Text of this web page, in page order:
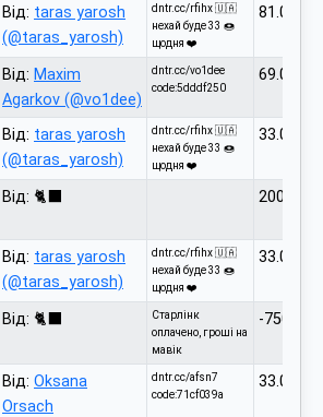
Від: taras yarosh
(@taras_yarosh)
dntr.cc/rfihx 🇺🇦
нехай буде 33 🍩
щодня ❤️
81.00
Від: Maxim
Agarkov (@vo1dee)
dntr.cc/vo1dee
code:5dddf250
69.00
Від: taras yarosh
(@taras_yarosh)
dntr.cc/rfihx 🇺🇦
нехай буде 33 🍩
щодня ❤️
33.00
Від: 🐈‍⬛ 200.00
Від: taras yarosh
(@taras_yarosh)
dntr.cc/rfihx 🇺🇦
нехай буде 33 🍩
щодня ❤️
33.00
Від: 🐈‍⬛
Старлінк
оплачено, гроші на
мавік
-7500.00
Від: Oksana
Orsach
dntr.cc/afsn7
code:71cf039a
33.00